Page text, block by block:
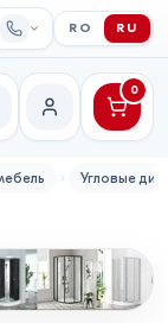
RO RU
Мой аккаунт
0
Угловые